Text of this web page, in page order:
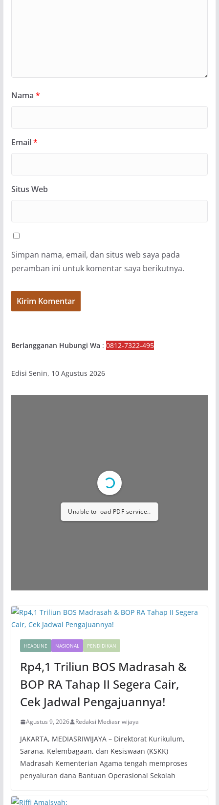
Nama *
Email*
Situs Web
Simpan nama, email, dan situs web saya pada
peramban ini untuk komentar saya berikutnya.
Berlangganan Hubungi Wa : 0812-7322-495
Edisi Senin, 10 Agustus 2026
Unable to load PDF service..
HEADLINE NASIONAL PENDIDIKAN
Rp4,1 Triliun BOS Madrasah &
BOP RA Tahap II Segera Cair,
Cek Jadwal Pengajuannya!
Agustus 9, 2026 Redaksi Mediasriwijaya
JAKARTA, MEDIASRIWIJAYA – Direktorat Kurikulum,
Sarana, Kelembagaan, dan Kesiswaan (KSKK)
Madrasah Kementerian Agama tengah memproses
penyaluran dana Bantuan Operasional Sekolah